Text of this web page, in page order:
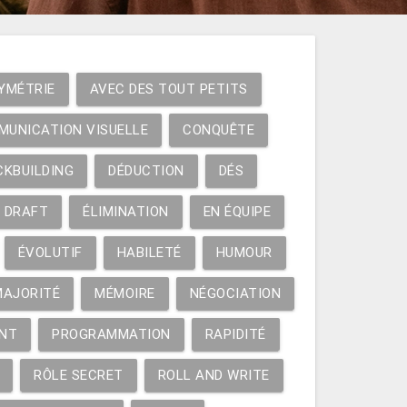
AVEC DES TOUT PETITS
VISUELLE CONQUÊTE
DÉDUCTION DÉS
DRAFT ÉLIMINATION EN ÉQUIPE
ÉVOLUTIF HABILETÉ HUMOUR
MÉMOIRE NÉGOCIATION
PROGRAMMATION RAPIDITÉ
RÔLE SECRET ROLL AND WRITE